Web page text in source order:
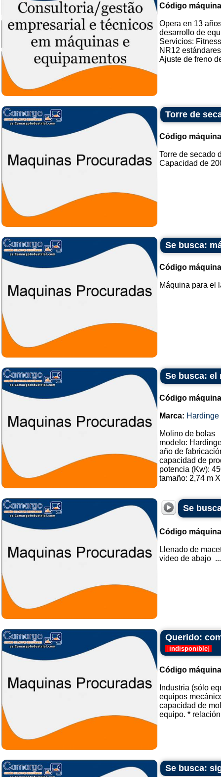
Código
Opera en 13
desarrollo de
Servicios: Fitness
NR12
Ajuste de freno
Torre de
Código
Torre de secado
Capacidad de
Se busca:
Código
Máquina para el
Se busca: el
Código
Marca: Hardinge
Molino de bolas
modelo:
año de
capacidad de
potencia (Kw):
tamaño: 2,74 m
Se
Código
Llenado de
video de abajo ...
Querido:
[indisponible]
Código
Industria (sólo
equipos
capacidad de
equipo. *
Se busca: